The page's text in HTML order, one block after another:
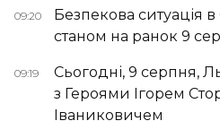
09:20
Безпекова ситуація в
станом на ранок 9
09:19
Сьогодні, 9 серпня,
з Героями Ігорем
Іваниковичем